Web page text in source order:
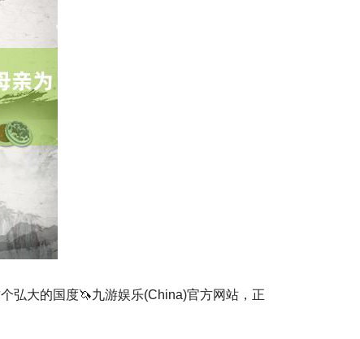
弘大的国度🦄九游娱乐(China)官方网站，正